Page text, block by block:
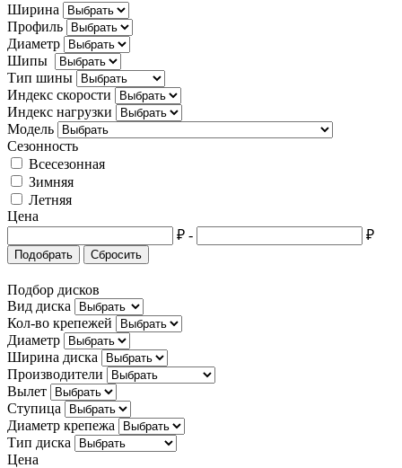
Ширина
Профиль
Диаметр
Шипы
Тип шины
Индекс скорости
Индекс нагрузки
Модель
Сезонность
Всесезонная
Зимняя
Летняя
Цена
₽ - ₽
Подобрать Сбросить
Подбор дисков
Вид диска
Кол-во крепежей
Диаметр
Ширина диска
Производители
Вылет
Ступица
Диаметр крепежа
Тип диска
Цена